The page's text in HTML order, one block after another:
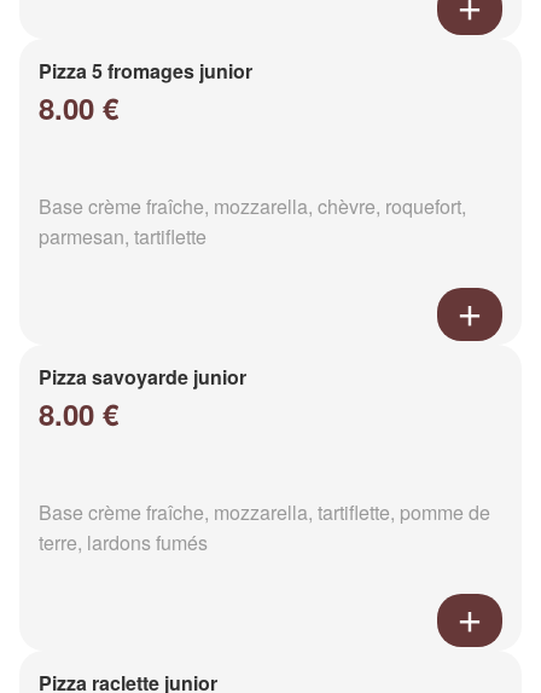
Pizza 5 fromages junior
8.00 €
Base crème fraîche, mozzarella, chèvre, roquefort,
parmesan, tartiflette
Pizza savoyarde junior
8.00 €
Base crème fraîche, mozzarella, tartiflette, pomme de
terre, lardons fumés
Pizza raclette junior